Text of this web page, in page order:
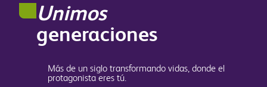
Unimos
generaciones
Más de un siglo transformando vidas, donde el
protagonista eres tú.